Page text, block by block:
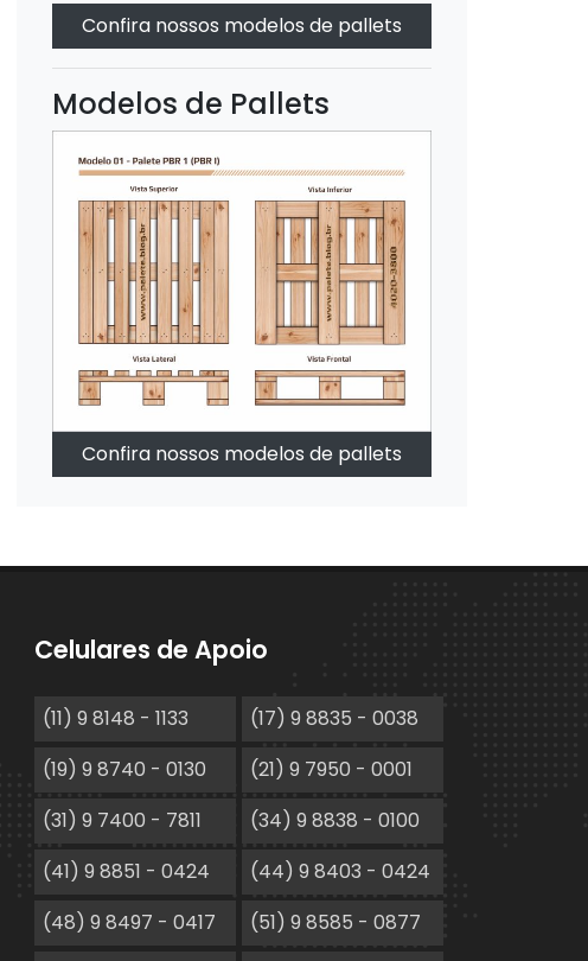
Confira nossos modelos de pallets
Modelos de Pallets
Confira nossos modelos de pallets
Celulares de Apoio
(11) 9 8148 - 1133
(17) 9 8835 - 0038
(19) 9 8740 - 0130
(21) 9 7950 - 0001
(31) 9 7400 - 7811
(34) 9 8838 - 0100
(41) 9 8851 - 0424
(44) 9 8403 - 0424
(48) 9 8497 - 0417
(51) 9 8585 - 0877